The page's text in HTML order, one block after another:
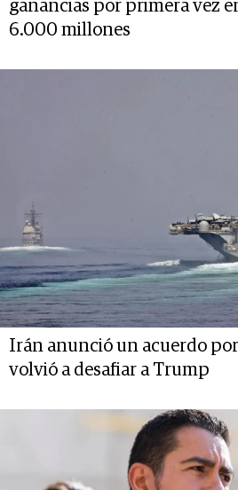
ganancias por primera vez
6.000 millones
Irán anunció un acuerdo
volvió a desafiar a Trump